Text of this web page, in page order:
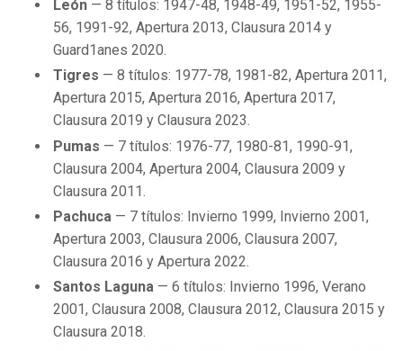
León — 8 títulos: 1947-48, 1948-49, 1951-52, 1955-
56, 1991-92, Apertura 2013, Clausura 2014 y
Guard1anes 2020.
Tigres — 8 títulos: 1977-78, 1981-82, Apertura 2011,
Apertura 2015, Apertura 2016, Apertura 2017,
Clausura 2019 y Clausura 2023.
Pumas — 7 títulos: 1976-77, 1980-81, 1990-91,
Clausura 2004, Apertura 2004, Clausura 2009 y
Clausura 2011.
Pachuca — 7 títulos: Invierno 1999, Invierno 2001,
Apertura 2003, Clausura 2006, Clausura 2007,
Clausura 2016 y Apertura 2022.
Santos Laguna — 6 títulos: Invierno 1996, Verano
2001, Clausura 2008, Clausura 2012, Clausura 2015 y
Clausura 2018.